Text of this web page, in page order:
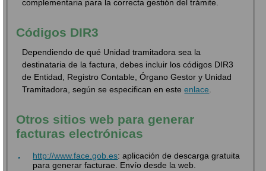
complementaria para la correcta gestión del trámite.
Códigos DIR3
Dependiendo de qué Unidad tramitadora sea la
destinataria de la factura, debes incluir los códigos DIR3
de Entidad, Registro Contable, Órgano Gestor y Unidad
Tramitadora, según se especifican en esteenlace
Otros sitios web para generar
facturas electrónicas
http://www.face.gob.es: aplicación de descarga gratuita
para generar facturae. Envío desde la web.